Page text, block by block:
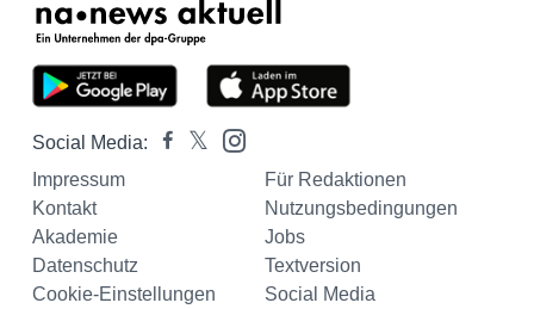
Social Media:
Impressum
Für Redaktionen
Kontakt
Nutzungsbedingungen
Akademie
Jobs
Datenschutz
Textversion
Cookie-Einstellungen
Social Media